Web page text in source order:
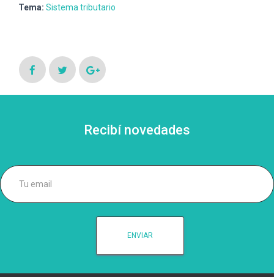
Tema: Sistema tributario
Recibí novedades